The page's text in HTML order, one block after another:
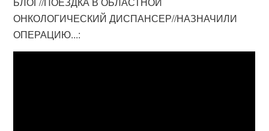
ОНКОЛОГИЧЕСКИЙ ДИСПАНСЕР//НАЗНАЧИЛИ
ОПЕРАЦИЮ...: